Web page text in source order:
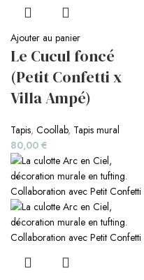
Ajouter au panier
Le Cucul foncé
(Petit Confetti x
Villa Ampé)
Tapis, Coollab, Tapis mural
80,00 €